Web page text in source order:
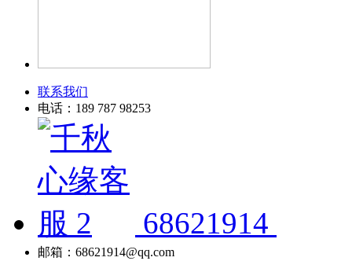
联系我们
电话：189 787 98253
68621914
邮箱：68621914@qq.com